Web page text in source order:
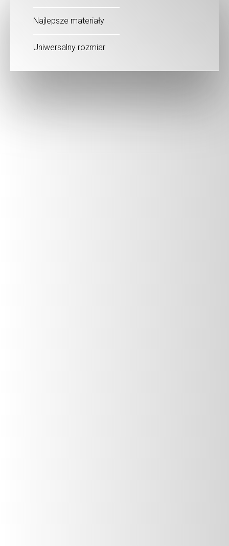
Najlepsze materiały
Uniwersalny rozmiar